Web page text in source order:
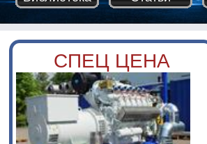
СПЕЦ ЦЕНА